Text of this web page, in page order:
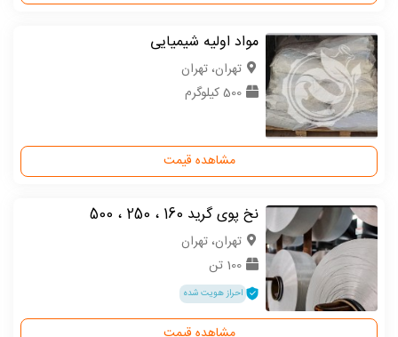
مواد اولیه شیمیایی
تهران، تهران
500 کیلوگرم
مشاهده قیمت
نخ پوی گرید 160 ، 250 ، 500
تهران، تهران
100 تن
احراز هویت شده